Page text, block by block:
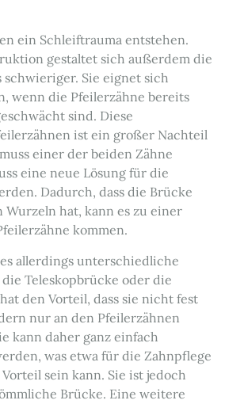
ein Schleiftrauma entstehen.
gestaltet sich außerdem die
schwieriger. Sie eignet sich
wenn die Pfeilerzähne bereits
sind. Diese
ist ein großer Nachteil
einer der beiden Zähne
eine neue Lösung für die
Dadurch, dass die Brücke
Wurzeln hat, kann es zu einer
kommen.
allerdings unterschiedliche
Teleskopbrücke oder die
den Vorteil, dass sie nicht fest
nur an den Pfeilerzähnen
kann daher ganz einfach
was etwa für die Zahnpflege
sein kann. Sie ist jedoch
Brücke. Eine weitere